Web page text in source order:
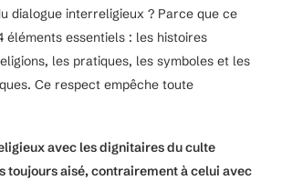
dialogue interreligieux ? Parce que ce
éléments essentiels : les histoires
les pratiques, les symboles et les
Ce respect empêche toute
avec les dignitaires du culte
toujours aisé, contrairement à celui avec